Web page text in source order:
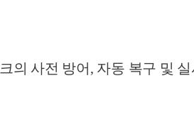
의 사전 방어, 자동 복구 및